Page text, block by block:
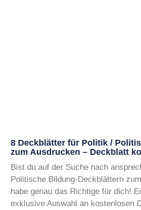
8 Deckblätter für Politik /
zum Ausdrucken – Deckblatt
Bist du auf der Suche nach
Politische Bildung-Deckblättern
habe genau das Richtige für dich!
exklusive Auswahl an kostenlosen